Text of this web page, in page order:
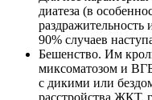
диатеза (в
раздражительность
90% случаев
Бешенство. Им
миксоматозом и
с дикими или
расстройства ЖКТ,